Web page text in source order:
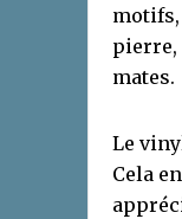
pierre,
mates.
Le
Cela